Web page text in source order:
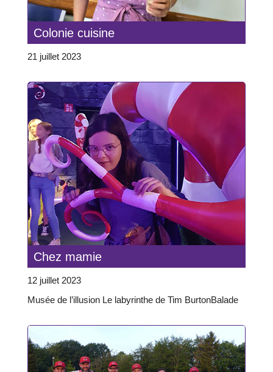
Colonie cuisine
21 juillet 2023
Chez mamie
12 juillet 2023
Musée de l’illusion Le labyrinthe de Tim BurtonBalade